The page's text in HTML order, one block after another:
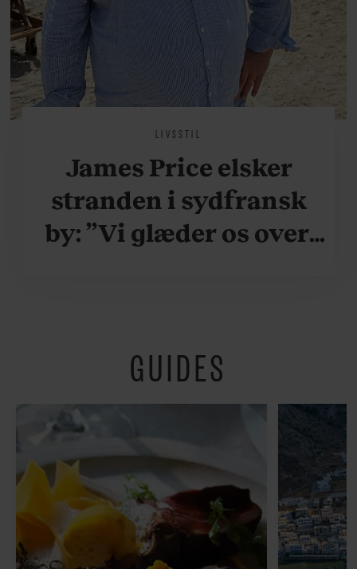
LIVSSTIL
James Price elsker
stranden i sydfransk
by: ”Vi glæder os over,
fredeligt”
GUIDES